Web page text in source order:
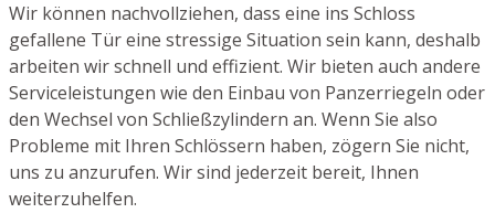
Wir können nachvollziehen, dass eine ins Schloss
gefallene Tür eine stressige Situation sein kann, deshalb
arbeiten wir schnell und effizient. Wir bieten auch andere
Serviceleistungen wie den Einbau von Panzerriegeln oder
den Wechsel von Schließzylindern an. Wenn Sie also
Probleme mit Ihren Schlössern haben, zögern Sie nicht,
uns zu anzurufen. Wir sind jederzeit bereit, Ihnen
weiterzuhelfen.